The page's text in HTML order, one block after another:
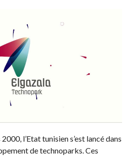
l’Etat tunisien s’est lancé dans
de technoparks. Ces